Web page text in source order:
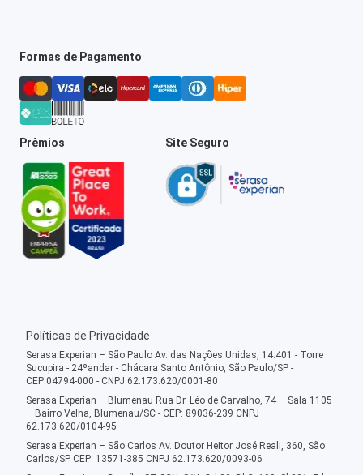
Formas de Pagamento
Prêmios Site Seguro
Políticas de Privacidade
Serasa Experian – São Paulo Av. das Nações Unidas, 14.401 - Torre
Sucupira - 24ºandar - Chácara Santo Antônio, São Paulo/SP -
CEP:04794-000 - CNPJ 62.173.620/0001-80
Serasa Experian – Blumenau Rua Dr. Léo de Carvalho, 74 – Sala 1105
– Bairro Velha, Blumenau/SC - CEP: 89036-239 CNPJ
62.173.620/0104-95
Serasa Experian – São Carlos Av. Doutor Heitor José Reali, 360, São
Carlos/SP CEP: 13571-385 CNPJ 62.173.620/0093-06